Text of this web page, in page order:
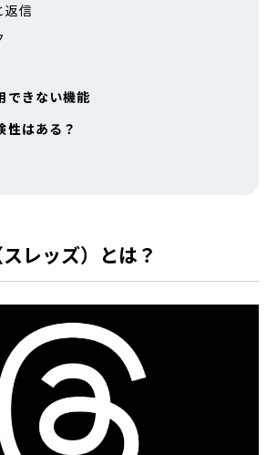
返信
きない機能
はある？
レッズ）とは？